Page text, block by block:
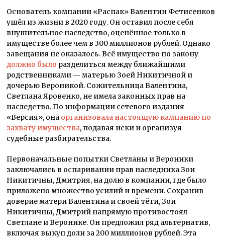
Основатель компании «Распак» Валентин Фетисенков
ушёл из жизни в 2020 году. Он оставил после себя
внушительное наследство, оценённое только в
имуществе более чем в 300 миллионов рублей. Однако
завещания не оказалось. Всё имущество по закону
должно было разделиться между ближайшими
родственниками — матерью Зоей Никитичной и
дочерью Вероникой. Сожительница Валентина,
Светлана Яровенко, не имела законных прав на
наследство. По информации сетевого издания
«Версия», она организовала настоящую кампанию по
захвату имущества, подавая иски и организуя
судебные разбирательства.
Первоначальные попытки Светланы и Вероники
заключались в оспаривании прав наследника Зои
Никитичны, Дмитрия, на долю в компании, где было
приложено множество усилий и времени. Сохранив
доверие матери Валентина и своей тёти, Зои
Никитичны, Дмитрий напрямую противостоял
Светлане и Веронике. Он предложил ряд альтернатив,
включая выкуп доли за 200 миллионов рублей. Эта